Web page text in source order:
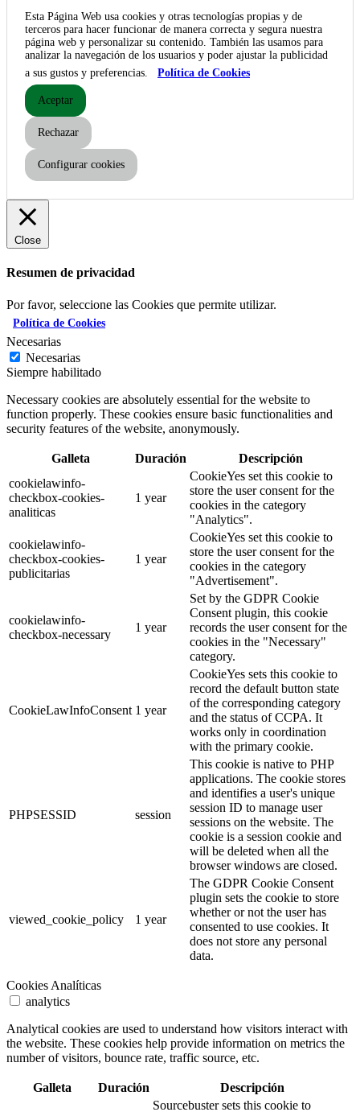
Esta Página Web usa cookies y otras tecnologías propias y de
terceros para hacer funcionar de manera correcta y segura nuestra
página web y personalizar su contenido. También las usamos para
analizar la navegación de los usuarios y poder ajustar la publicidad
a sus gustos y preferencias.
Política de Cookies
Aceptar
Rechazar
Configurar cookies
Close
Resumen de privacidad
Por favor, seleccione las Cookies que permite utilizar.
Política de Cookies
Necesarias
Necesarias
Siempre habilitado
Necessary cookies are absolutely essential for the website to
function properly. These cookies ensure basic functionalities and
security features of the website, anonymously.
Galleta Duración
Descripción
cookielawinfo-
checkbox-cookies-
analiticas
1 year
CookieYes set this cookie to
store the user consent for the
cookies in the category
"Analytics".
cookielawinfo-
checkbox-cookies-
publicitarias
1 year
CookieYes set this cookie to
store the user consent for the
cookies in the category
"Advertisement".
cookielawinfo-
checkbox-necessary
1 year
Set by the GDPR Cookie
Consent plugin, this cookie
records the user consent for the
cookies in the "Necessary"
category.
CookieLawInfoConsent 1 year
CookieYes sets this cookie to
record the default button state
of the corresponding category
and the status of CCPA. It
works only in coordination
with the primary cookie.
PHPSESSID session
This cookie is native to PHP
applications. The cookie stores
and identifies a user's unique
session ID to manage user
sessions on the website. The
cookie is a session cookie and
will be deleted when all the
browser windows are closed.
viewed_cookie_policy 1 year
The GDPR Cookie Consent
plugin sets the cookie to store
whether or not the user has
consented to use cookies. It
does not store any personal
data.
Cookies Analíticas
analytics
Analytical cookies are used to understand how visitors interact with
the website. These cookies help provide information on metrics the
number of visitors, bounce rate, traffic source, etc.
Galleta Duración
Descripción
Sourcebuster sets this cookie to